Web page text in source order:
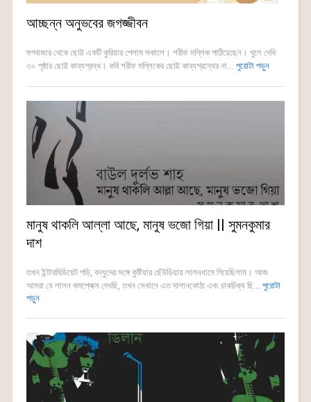
আচ্ছন্ন অনুভবের জগজ্জীবন
মগবাজার থেকে ছোট্ট একটি কুরিয়ার পেলাম সকালে। শরীফ মল্লিক পাঠিয়েছেন। খুলে দেখি
৩০ পৃষ্ঠার ছোট্ট কাব্যগ্রন্থ। কবি শরীফ মল্লিকের ছোট্ট কাব্যগ্রন্থের না... পুরোটা পড়ুন
মানুষ থাকলি আল্লা আছে, মানুষ ভজো গিয়া || সুমনকুমার
দাশ
তখন ইন্টারমিডিয়েট পড়ি, বন্ধুদের সঙ্গে কুষ্টিয়ার ছেঁউড়িয়ায় লালনধামে গিয়েছিলাম। আজ
আমরা যে লালন কমপ্লেক্স দেখছি, তখন সেখানে এত দালানকোঠা এবং চাকচিক্য ছি... পুরোটা
পড়ুন